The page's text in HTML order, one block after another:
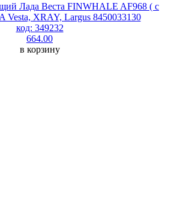
Лада Веста FINWHALE AF968 ( с
Vesta, XRAY, Largus 8450033130
код: 349232
664.00
в корзину